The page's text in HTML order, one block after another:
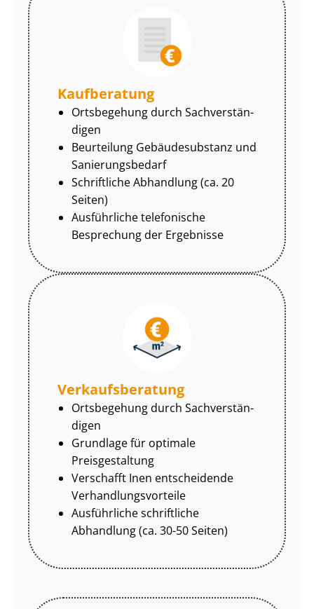
Kaufberatung
Ortsbegehung durch Sach­ver­stän­
di­gen
Beurteilung Gebäudesubstanz und
Sa­nie­rungs­be­darf
Schriftliche Abhandlung (ca. 20
Seiten)
Ausführliche telefonische
Besprechung der Ergebnisse
Ver­kaufs­be­ra­tung
Ortsbegehung durch Sach­ver­stän­
di­gen
Grundlage für optimale
Preisgestaltung
Verschafft Inen entscheidende
Ver­hand­lungs­vor­tei­le
Ausführliche schriftliche
Abhandlung (ca. 30-50 Seiten)